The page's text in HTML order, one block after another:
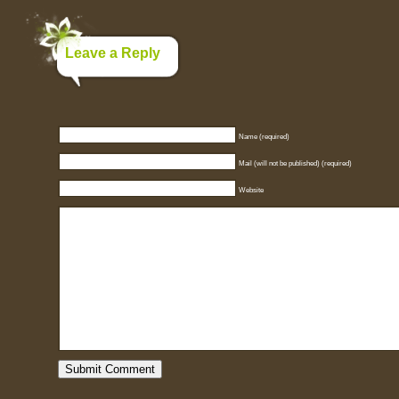
Leave a Reply
Name (required)
Mail (will not be published) (required)
Website